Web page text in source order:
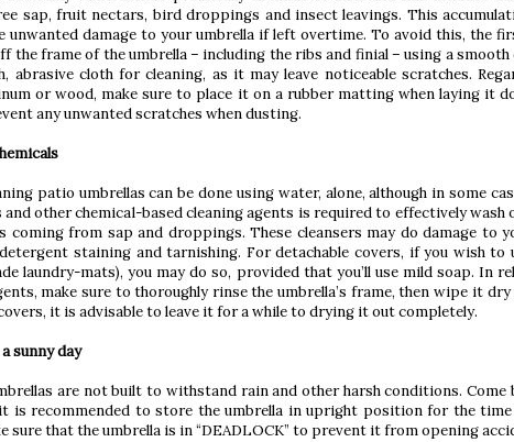
sap, fruit nectars, bird droppings and insect leavings. This
unwanted damage to your umbrella if left overtime. To avoid this, the
the frame of the umbrella – including the ribs and finial – using a smooth
abrasive cloth for cleaning, as it may leave noticeable scratches.
or wood, make sure to place it on a rubber matting when laying it
any unwanted scratches when dusting.
patio umbrellas can be done using water, alone, although in some
and other chemical-based cleaning agents is required to effectively wash
coming from sap and droppings. These cleansers may do damage to
staining and tarnishing. For detachable covers, if you wish to
laundry-mats), you may do so, provided that you’ll use mild soap. In
make sure to thoroughly rinse the umbrella’s frame, then wipe it
it is advisable to leave it for a while to drying it out completely.
sunny day
are not built to withstand rain and other harsh conditions. Come
is recommended to store the umbrella in upright position for the time
sure that the umbrella is in “DEADLOCK” to prevent it from opening